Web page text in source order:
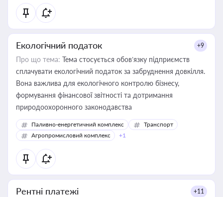
Екологічний податок +9
Про що тема: Тема стосується обов’язку підприємств
сплачувати екологічний податок за забруднення довкілля.
Вона важлива для екологічного контролю бізнесу,
формування фінансової звітності та дотримання
природоохоронного законодавства
Паливно-енергетичний комплекс
Транспорт
Агропромисловий комплекс
+1
Рентні платежі +11